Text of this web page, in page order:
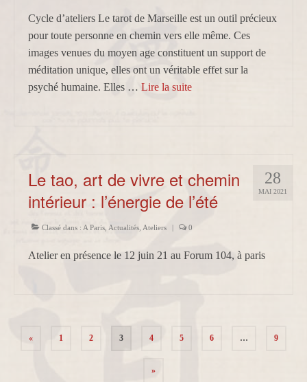
Cycle d’ateliers Le tarot de Marseille est un outil précieux
pour toute personne en chemin vers elle même. Ces
images venues du moyen age constituent un support de
méditation unique, elles ont un véritable effet sur la
psyché humaine. Elles … Lire la suite­­
28
MAI 2021
Le tao, art de vivre et chemin
intérieur : l’énergie de l’été
Classé dans : A Paris Actualités Ateliers | 0
Atelier en présence le 12 juin 21 au Forum 104, à paris
Pagination
« 1 2 3 4 5 6 … 9
»